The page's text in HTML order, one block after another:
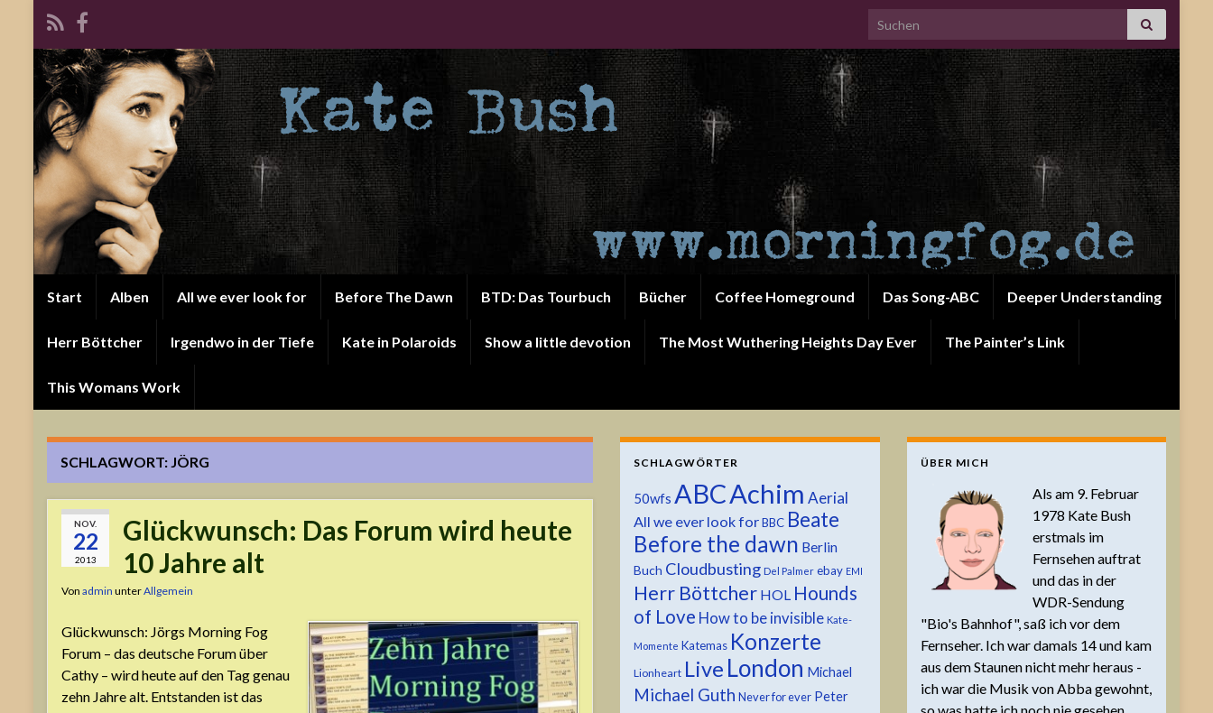
Search for:
Start Alben All we ever look for Before The Dawn BTD: Das Tourbuch Bücher Coffee Homeground Das Song-ABC Deeper Understanding
Herr Böttcher Irgendwo in der Tiefe Kate in Polaroids Show a little devotion The Most Wuthering Heights Day Ever The Painter’s Link
This Womans Work
SCHLAGWORT: JÖRG
NOV.
22
2013
Glückwunsch: Das Forum wird heute
10 Jahre alt
Von admin unterAllgemein
Glückwunsch: Jörgs Morning Fog
Forum – das deutsche Forum über
Cathy – wird heute auf den Tag genau
zehn Jahre alt. Entstanden ist das
SCHLAGWÖRTER
50wfs ABCAchim Aerial
All we ever look forBBC Beate
Before the dawn Berlin
Buch Cloudbusting Del Palmer ebay EMI
Herr Böttcher HOL Hounds
of Love How to be invisible Kate-
Momente Katemas Konzerte
Lionheart Live London Michael
Michael Guth Never for ever Peter
ÜBER MICH
Als am 9. Februar
1978 Kate Bush
erstmals im
Fernsehen auftrat
und das in der
WDR-Sendung
"Bio's Bahnhof", saß ich vor dem
Fernseher. Ich war damals 14 und kam
aus dem Staunen nicht mehr heraus -
ich war die Musik von Abba gewohnt,